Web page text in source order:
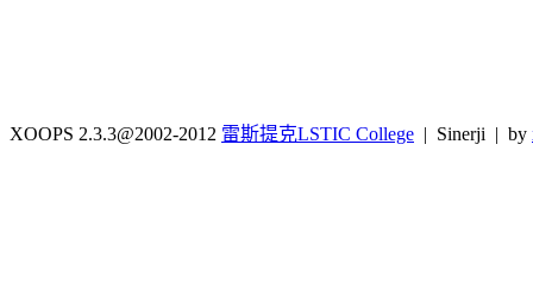
XOOPS 2.3.3@2002-2012 雷斯提克LSTIC College | Sinerji | by